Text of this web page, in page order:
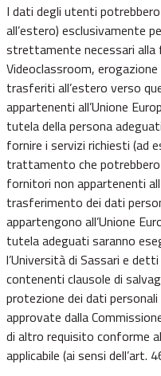
I dati degli utenti
all’estero) esclusivamente
strettamente necessari alla
Videoclassroom,
trasferiti all’estero verso
appartenenti all’Unione
tutela della persona
fornire i servizi richiesti (ad
trattamento che
fornitori non appartenenti
trasferimento dei dati
appartengono all’Unione
tutela adeguati saranno
l’Università di Sassari e
contenenti clausole di
protezione dei dati
approvate dalla
di altro requisito conforme
applicabile (ai sensi dell’art.